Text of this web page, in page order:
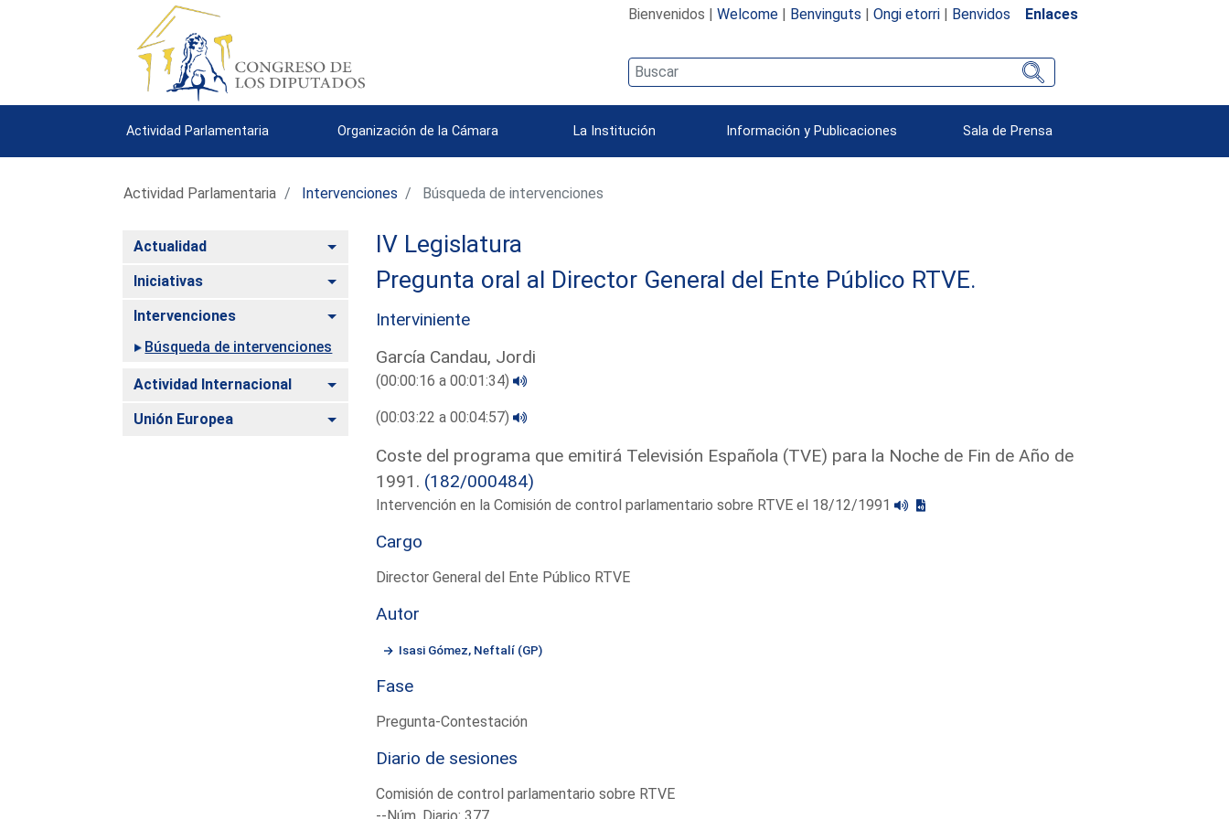
Bienvenidos | Welcome| Benvinguts | Ongi etorri| Benvidos Enlaces
Actividad Parlamentaria Organización de la Cámara La Institución Información y Publicaciones Sala de Prensa
Actividad Parlamentaria Intervenciones Búsqueda de intervenciones
Actualidad Alternar
Iniciativas Alternar
Intervenciones
Alternar
Búsqueda de intervenciones
Actividad Internacional Alternar
Unión Europea Alternar
IV Legislatura
Pregunta oral al Director General del Ente Público RTVE.
Interviniente
García Candau, Jordi
(00:00:16 a 00:01:34)
(00:03:22 a 00:04:57)
Coste del programa que emitirá Televisión Española (TVE) para la Noche de Fin de Año de
1991. (182/000484)
Intervención en la Comisión de control parlamentario sobre RTVE el 18/12/1991
Cargo
Director General del Ente Público RTVE
Autor
Isasi Gómez, Neftalí (GP)
Fase
Pregunta-Contestación
Diario de sesiones
Comisión de control parlamentario sobre RTVE
--Núm. Diario: 377